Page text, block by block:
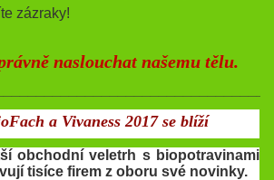
zázraky!
naslouchat našemu tělu.
a Vivaness 2017 se blíží
obchodní veletrh s biopotravinami
tisíce firem z oboru své novinky.